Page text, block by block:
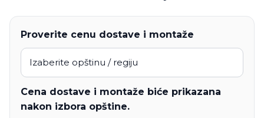
Proverite cenu dostave i montaže
Cena dostave i montaže biće prikazana
nakon izbora opštine.